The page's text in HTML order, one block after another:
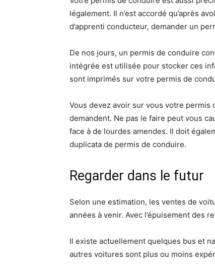
légalement. Il n’est accordé qu’après
d’apprenti conducteur, demander un
De nos jours, un permis de conduire
intégrée est utilisée pour stocker ces
sont imprimés sur votre permis de
Vous devez avoir sur vous votre
demandent. Ne pas le faire peut vous
face à de lourdes amendes. Il doit
duplicata de permis de conduire.
Regarder dans le futur
Selon une estimation, les ventes de
années à venir. Avec l’épuisement des
Il existe actuellement quelques bus et
autres voitures sont plus ou moins